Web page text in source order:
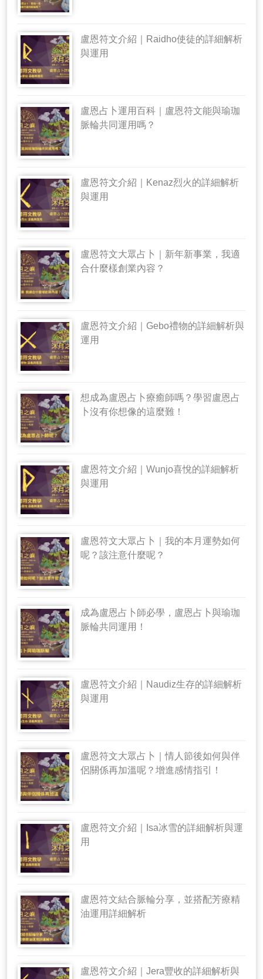
盧恩符文介紹｜Raidho使徒的詳細解析
與運用
盧恩占卜運用百科｜盧恩符文能與瑜珈
脈輪共同運用嗎？
盧恩符文介紹｜Kenaz烈火的詳細解析
與運用
盧恩符文大眾占卜｜新年新事業，我適
合什麼樣創業內容？
盧恩符文介紹｜Gebo禮物的詳細解析與
運用
想成為盧恩占卜療癒師嗎？學習盧恩占
卜沒有你想像的這麼難！
盧恩符文介紹｜Wunjo喜悅的詳細解析
與運用
盧恩符文大眾占卜｜我的本月運勢如何
呢？該注意什麼呢？
成為盧恩占卜師必學，盧恩占卜與瑜珈
脈輪共同運用！
盧恩符文介紹｜Naudiz生存的詳細解析
與運用
盧恩符文大眾占卜｜情人節後如何與伴
侶關係再加溫呢？增進感情指引！
盧恩符文介紹｜Isa冰雪的詳細解析與運
用
盧恩符文結合脈輪分享，並搭配芳療精
油運用詳細解析
盧恩符文介紹｜Jera豐收的詳細解析與